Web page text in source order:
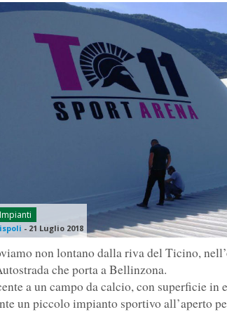
- 21 Luglio 2018
non lontano dalla riva del Ticino,
che porta a Bellinzona.
a un campo da calcio, con superficie in
un piccolo impianto sportivo all’aperto